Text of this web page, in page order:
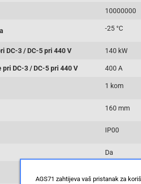
10000000
-25 °C
DC-3 / DC-5 pri 440 V 140 kW
DC-3 / DC-5 pri 440 V 400 A
1 kom
160 mm
IP00
Da
AGS71 zahtijeva vaš pristanak za